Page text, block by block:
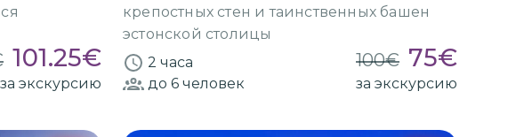
101.25€
за экскурсию
крепостных стен и таинственных башен
эстонской столицы
2 часа
100€ 75€
до 6 человек за экскурсию